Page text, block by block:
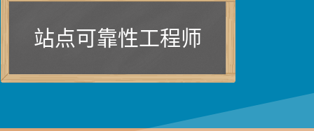
站点可靠性工程师